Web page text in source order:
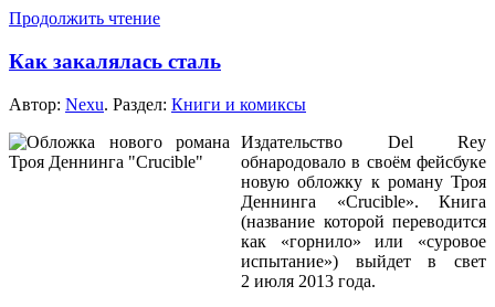
Продолжить чтение
Как закалялась сталь
Автор: Nexu. Раздел: Книги и комиксы
Издательство Del Rey
обнародовалов своёмфейсбуке
новую обложку к романуТроя
Деннинга «Crucible». Книга
(название которой переводится
как «горнило» или «суровое
испытание») выйдетв свет
2 июля 2013 года.